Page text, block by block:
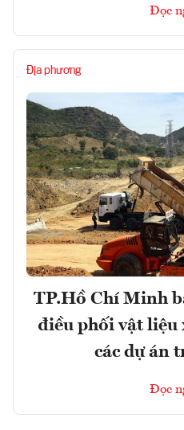
Đọc
Địa phương
TP.Hồ Chí Minh
điều phối vật liệu
các dự án
Đọc